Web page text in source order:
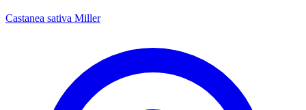
Castanea sativa Miller